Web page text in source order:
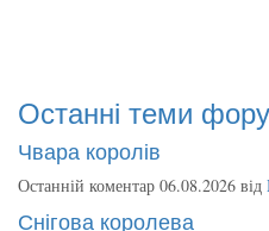
Останні теми
Чвара королів
Останній коментар 06.08.2026 від
Снігова королева